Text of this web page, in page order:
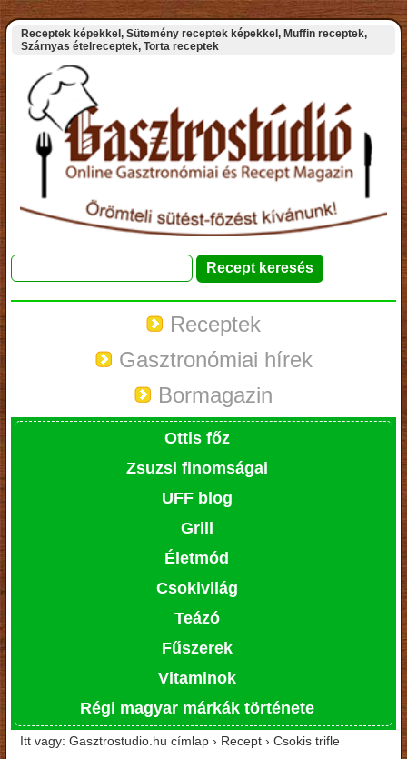
Receptek képekkel, Sütemény receptek képekkel, Muffin receptek,
Szárnyas ételreceptek, Torta receptek
Receptek
Gasztronómiai hírek
Bormagazin
Ottis főz
Zsuzsi finomságai
UFF blog
Grill
Életmód
Csokivilág
Teázó
Fűszerek
Vitaminok
Régi magyar márkák története
Itt vagy: Gasztrostudio.hu címlap › Recept › Csokis trifle